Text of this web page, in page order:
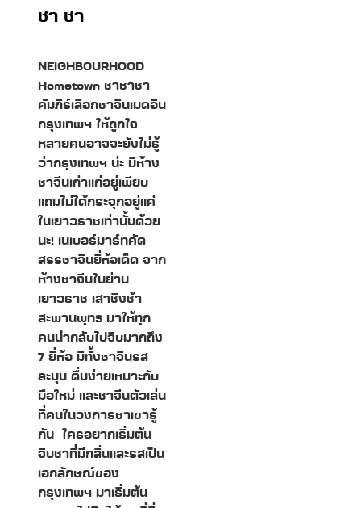
ชา ชา
NEIGHBOURHOOD
Hometown ชาชาชา
คัมภีร์เลือกชาจีนเมดอิน
กรุงเทพฯ ให้ถูกใจ
หลายคนอาจจะยังไม่รู้
ว่ากรุงเทพฯ น่ะ มีห้าง
ชาจีนเก่าแก่อยู่เพียบ
แถมไม่ได้กระจุกอยู่แค่
ในเยาวราชเท่านั้นด้วย
นะ! เนเบอร์มาร์ทคัด
สรรชาจีนยี่ห้อเด็ด จาก
ห้างชาจีนในย่าน
เยาวราช เสาชิงช้า
สะพานพุทธ มาให้ทุก
คนนำกลับไปจิบมากถึง
7 ยี่ห้อ มีทั้งชาจีนรส
ละมุน ดื่มง่ายเหมาะกับ
มือใหม่ และชาจีนตัวเล่น
ที่คนในวงการชาเขารู้
กัน ใครอยากเริ่มต้น
จิบชาที่มีกลิ่นและรสเป็น
เอกลักษณ์ของ
กรุงเทพฯ มาเริ่มต้น